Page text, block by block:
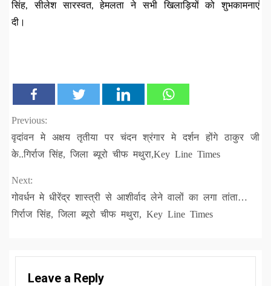
सिंह, सीलेश सारस्वत, हेमलता ने सभी खिलाड़ियों को शुभकामनाएं
दी।
Continue
Reading
Previous:
वृदांवन मे अक्षय तृतीया पर चंदन श्रंगार मे दर्शन होंगे ठाकुर जी
के..गिर्राज सिंह, जिला ब्यूरो चीफ मथुरा,Key Line Times
Next:
गोवर्धन मे धीरेंद्र शास्त्री से आशीर्वाद लेने वालों का लगा तांता…
गिर्राज सिंह, जिला ब्यूरो चीफ मथुरा, Key Line Times
Leave a Reply